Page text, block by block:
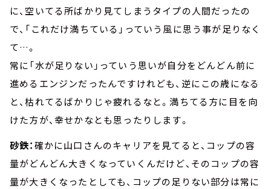
に、空いてる所ばかり見てしまうタイプの人間だったの
で、「これだけ満ちている」っていう風に思う事が足りなく
て…。
常に「水が足りない」っていう思いが自分をどんどん前に
進めるエンジンだったんですけれども、逆にこの歳になる
と、枯れてるばかりじゃ疲れるなと。満ちてる方に目を向
けた方が、幸せかなとも思ったりします。
砂鉄：確かに山口さんのキャリアを見てると、コップの容
量がどんどん大きくなっていくんだけど、そのコップの容
量が大きくなったとしても、コップの足りない部分は常に